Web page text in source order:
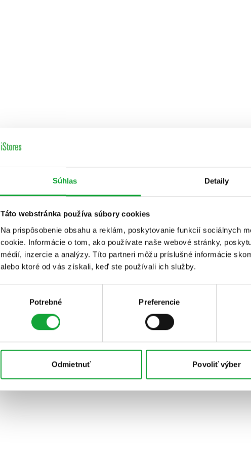
Súhlas Detaily
Táto webstránka používa súbory cookies
Na prispôsobenie obsahu a reklám, poskytovanie funkcií sociálnych
cookie. Informácie o tom, ako používate naše webové stránky,
médií, inzercie a analýzy. Títo partneri môžu príslušné informácie
alebo ktoré od vás získali, keď ste používali ich služby.
Potrebné Preferencie
Odmietnuť Povoliť výber